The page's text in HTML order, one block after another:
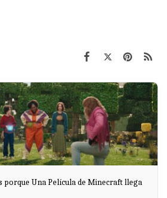
porque Una Película de Minecraft llega